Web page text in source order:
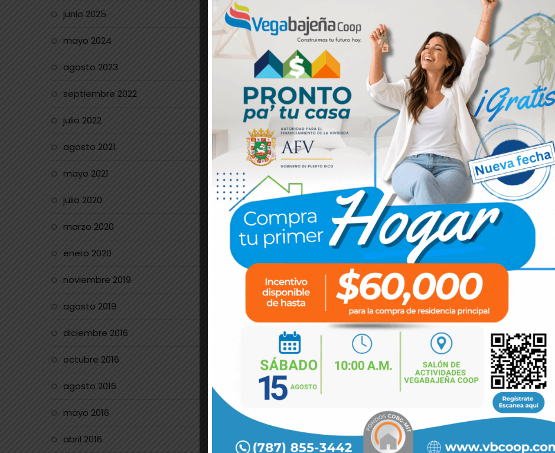
junio 2025
mayo 2024
agosto 2023
septiembre 2022
julio 2022
agosto 2021
mayo 2021
julio 2020
marzo 2020
enero 2020
noviembre 2019
agosto 2019
diciembre 2016
octubre 2016
agosto 2016
mayo 2016
abril 2016